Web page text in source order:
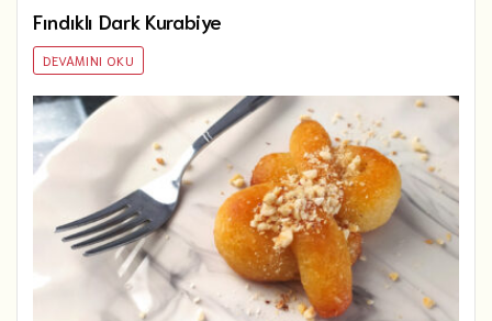
Fındıklı Dark Kurabiye
DEVAMINI OKU